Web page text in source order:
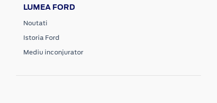
LUMEA FORD
Noutati
Istoria Ford
Mediu inconjurator